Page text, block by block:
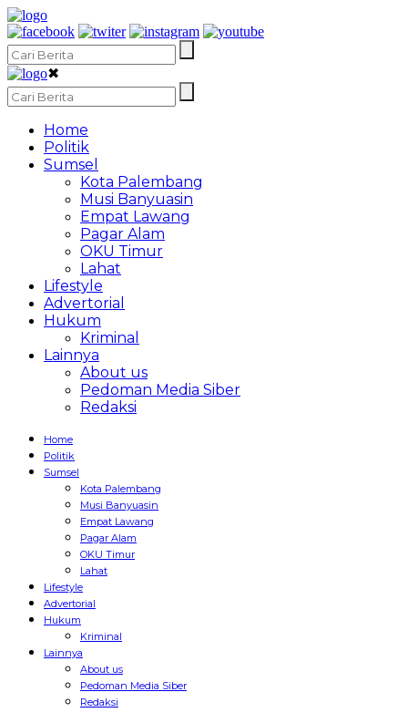
✖
Home
Politik
Sumsel
Kota Palembang
Musi Banyuasin
Empat Lawang
Pagar Alam
OKU Timur
Lahat
Lifestyle
Advertorial
Hukum
Kriminal
Lainnya
About us
Pedoman Media Siber
Redaksi
Home
Politik
Sumsel
Kota Palembang
Musi Banyuasin
Empat Lawang
Pagar Alam
OKU Timur
Lahat
Lifestyle
Advertorial
Hukum
Kriminal
Lainnya
About us
Pedoman Media Siber
Redaksi